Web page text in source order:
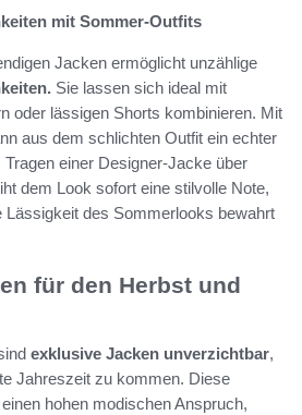
mit Sommer-Outfits
Jacken ermöglicht unzählige
Sie lassen sich ideal mit
oder lässigen Shorts kombinieren. Mit
aus dem schlichten Outfit ein echter
einer Designer-Jacke über
dem Look sofort eine stilvolle Note,
Lässigkeit des Sommerlooks bewahrt
für den Herbst und
exklusive Jacken unverzichtbar,
Jahreszeit zu kommen. Diese
hohen modischen Anspruch,